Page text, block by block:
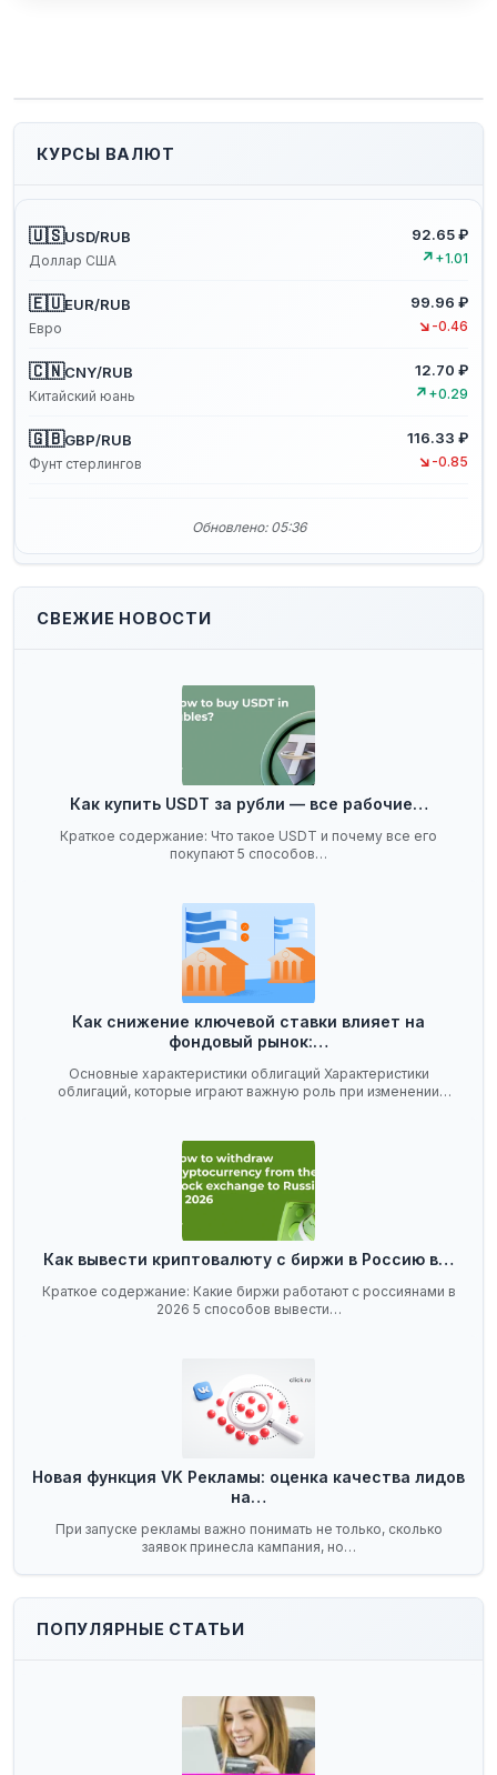
КУРСЫ ВАЛЮТ
🇺🇸USD/RUB
Доллар США
92.65 ₽
↗ +1.01
🇪🇺EUR/RUB
Евро
99.96 ₽
↘ -0.46
🇨🇳CNY/RUB
Китайский юань
12.70 ₽
↗ +0.29
🇬🇧GBP/RUB
Фунт стерлингов
116.33 ₽
↘ -0.85
Обновлено: 05:36
СВЕЖИЕ НОВОСТИ
Как купить USDT за рубли — все рабочие…
Краткое содержание: Что такое USDT и почему все его
покупают 5 способов…
Как снижение ключевой ставки влияет на
фондовый рынок:…
Основные характеристики облигаций Характеристики
облигаций, которые играют важную роль при изменении
Как вывести криптовалюту с биржи в Россию в…
Краткое содержание: Какие биржи работают с россиянами в
2026 5 способов вывести…
Новая функция VK Рекламы: оценка качества лидов
на…
При запуске рекламы важно понимать не только, сколько
заявок принесла кампания, но…
ПОПУЛЯРНЫЕ СТАТЬИ